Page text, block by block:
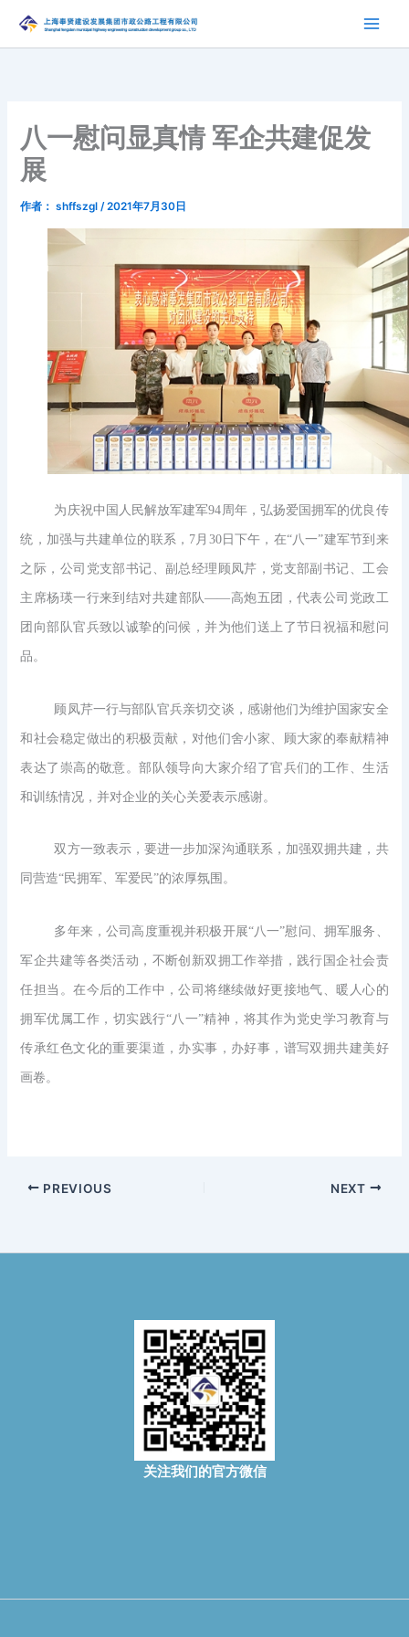
内
八一慰问显真情 军企共建促发
展
作者： shffszgl/2021年7月30日
为庆祝中国人民解放军建军94周年，弘扬爱国拥军的优良传
统，加强与共建单位的联系，7月30日下午，在“八一”建军节到来
之际，公司党支部书记、副总经理顾凤芹，党支部副书记、工会
主席杨瑛一行来到结对共建部队——高炮五团，代表公司党政工
团向部队官兵致以诚挚的问候，并为他们送上了节日祝福和慰问
品。
顾凤芹一行与部队官兵亲切交谈，感谢他们为维护国家安全
和社会稳定做出的积极贡献，对他们舍小家、顾大家的奉献精神
表达了崇高的敬意。部队领导向大家介绍了官兵们的工作、生活
和训练情况，并对企业的关心关爱表示感谢。
双方一致表示，要进一步加深沟通联系，加强双拥共建，共
同营造“民拥军、军爱民”的浓厚氛围。
多年来，公司高度重视并积极开展“八一”慰问、拥军服务、
军企共建等各类活动，不断创新双拥工作举措，践行国企社会责
任担当。在今后的工作中，公司将继续做好更接地气、暖人心的
拥军优属工作，切实践行“八一”精神，将其作为党史学习教育与
传承红色文化的重要渠道，办实事，办好事，谱写双拥共建美好
画卷。
PREVIOUS NEXT
关注我们的官方微信